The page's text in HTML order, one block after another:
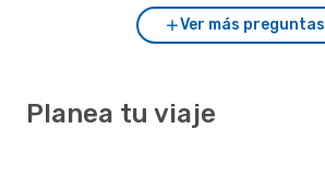
Ver más preguntas
Planea tu viaje